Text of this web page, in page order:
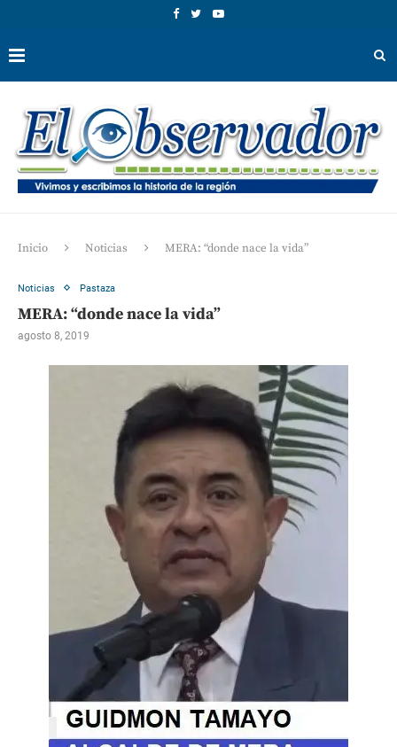
Inicio Noticias MERA: “donde nace la vida”
Noticias Pastaza
MERA: “donde nace la vida”
agosto 8, 2019